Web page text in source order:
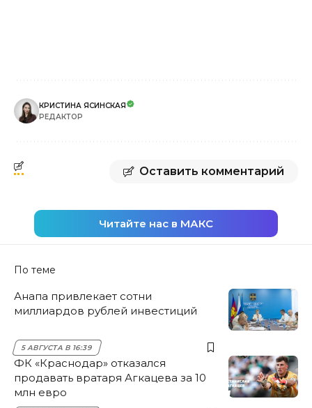
КРИСТИНА ЯСИНСКАЯ
РЕДАКТОР
Оставить комментарий
Читайте нас в МАКС
По теме
Анапа привлекает сотни
миллиардов рублей инвестиций
5 АВГУСТА В 16:39
ФК «Краснодар» отказался
продавать вратаря Агкацева за 10
млн евро